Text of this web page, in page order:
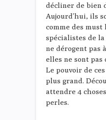
décliner de bien
Aujourd’hui, ils
comme des must
spécialistes de la
ne dérogent pas
elles ne sont pas
Le pouvoir de
plus grand.
attendre 4
perles.